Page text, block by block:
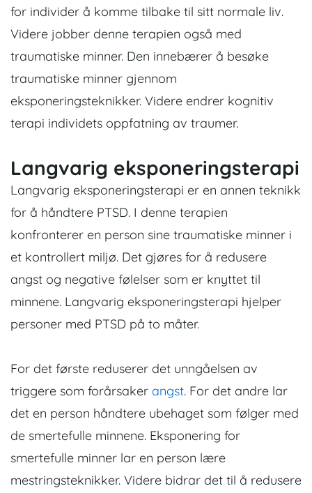
for individer å komme tilbake til sitt normale liv.
Videre jobber denne terapien også med
traumatiske minner. Den innebærer å besøke
traumatiske minner gjennom
eksponeringsteknikker. Videre endrer kognitiv
terapi individets oppfatning av traumer.
Langvarig eksponeringsterapi
Langvarig eksponeringsterapi er en annen teknikk
for å håndtere PTSD. I denne terapien
konfronterer en person sine traumatiske minner i
et kontrollert miljø. Det gjøres for å redusere
angst og negative følelser som er knyttet til
minnene. Langvarig eksponeringsterapi hjelper
personer med PTSD på to måter.
For det første reduserer det unngåelsen av
triggere som forårsaker angst. For det andre lar
det en person håndtere ubehaget som følger med
de smertefulle minnene. Eksponering for
smertefulle minner lar en person lære
mestringsteknikker. Videre bidrar det til å redusere